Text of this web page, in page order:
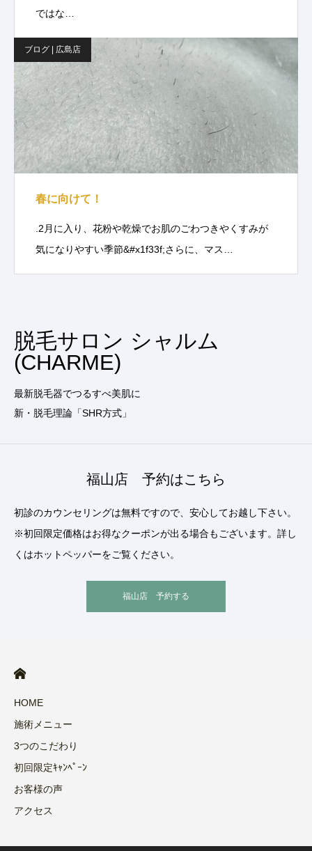
ではな…
ブログ | 広島店
春に向けて！
.2月に入り、花粉や乾燥でお肌のごわつきやくすみが
気になりやすい季節&#x1f33f;さらに、マス…
脱毛サロン シャルム
(CHARME)
最新脱毛器でつるすべ美肌に
新・脱毛理論「SHR方式」
福山店 予約はこちら
初診のカウンセリングは無料ですので、安心してお越し下さい。
※初回限定価格はお得なクーポンが出る場合もございます。詳し
くはホットペッパーをご覧ください。
福山店 予約する
HOME
施術メニュー
3つのこだわり
初回限定ｷｬﾝﾍﾟｰﾝ
お客様の声
アクセス